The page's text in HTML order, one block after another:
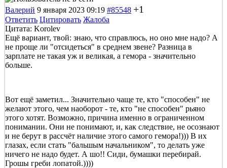
Валерий 9 января 2023 09:19 #85548 +1
Ответить Цитировать Жалоба
Цитата: Korolev
Ещё вариант, твой: знаю, что справлюсь, но оно мне надо? А
не проще ли "отсидеться" в среднем звене? Разница в
зарплате не такая уж и великая, а гемора - значительно
больше.
Вот ещё заметил... Значительно чаще те, кто "способен" не
желают этого, чем наоборот - те, кто "не способен" рьяно
этого хотят. Возможно, причина именно в ограниченном
понимании. Они не понимают, и, как следствие, не осознают
и не берут в рассчёт наличие этого самого гемора!))) В их
глазах, если стать "бальшым начальником", то делать уже
ничего не надо будет. А шо!! Сиди, бумашки перебирай.
Грошы греби лопатой.))))